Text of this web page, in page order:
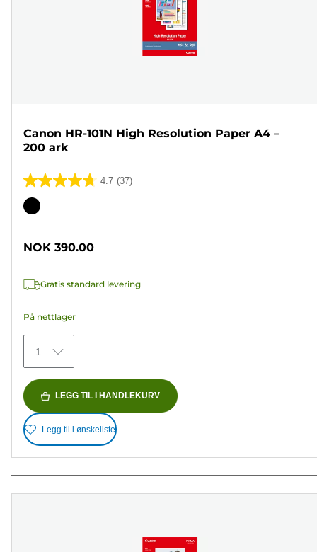
Canon HR-101N High Resolution Paper A4 –
200 ark
4.7 (37)
4.7
av
37
Fargekassett
NOK 390.00
Gratis standard levering
På nettlager
1
LEGG TIL I HANDLEKURV
Legg til i ønskeliste